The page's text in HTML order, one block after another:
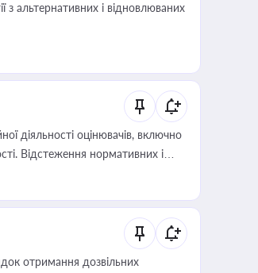
альтернативних і відновлюваних
діяльності оцінювачів, включно
Відстеження нормативних і
час оподаткування,
діяльності
отримання дозвільних